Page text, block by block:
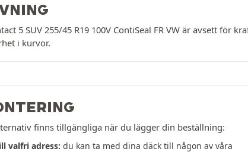
5 SUV 255/45 R19 100V ContiSeal FR VW är avsett
i kurvor.
finns tillgängliga när du lägger din beställning:
valfri adress: du kan ta med dina däck till någon av våra